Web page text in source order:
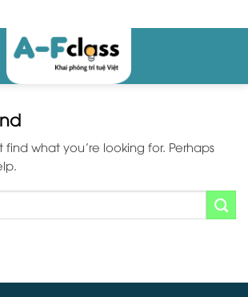
find what you’re looking for. Perhaps